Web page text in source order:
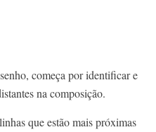
começa por identificar e
na composição.
que estão mais próximas